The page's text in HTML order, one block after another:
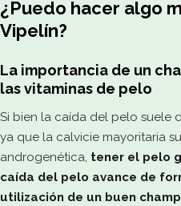
¿Puedo hacer algo
Vipelín?
La importancia de un
las vitaminas de pelo
Si bien la caída del pelo suele
ya que la calvicie mayoritaria
androgenética, tener el pelo
caída del pelo avance de
utilización de un buen